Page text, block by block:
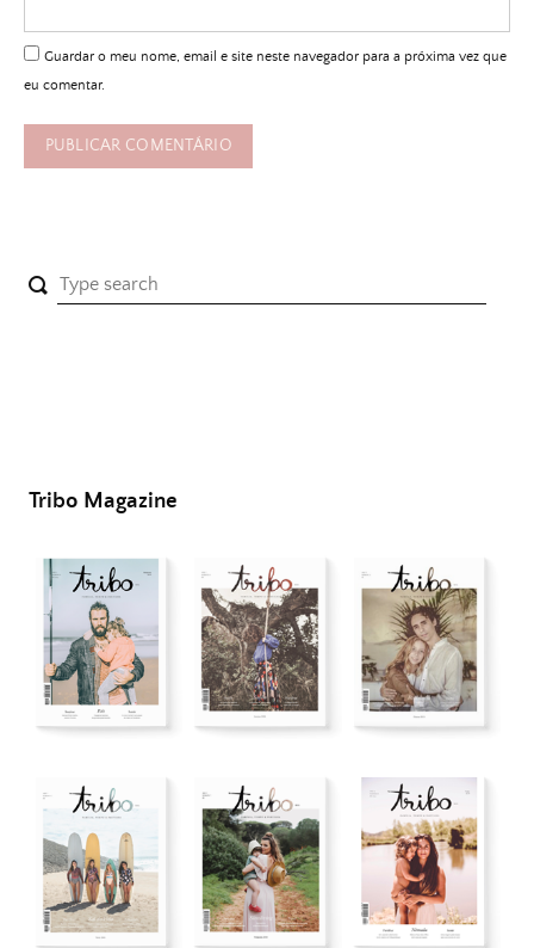
Guardar o meu nome, email e site neste navegador para a próxima vez que
eu comentar.
Tribo Magazine